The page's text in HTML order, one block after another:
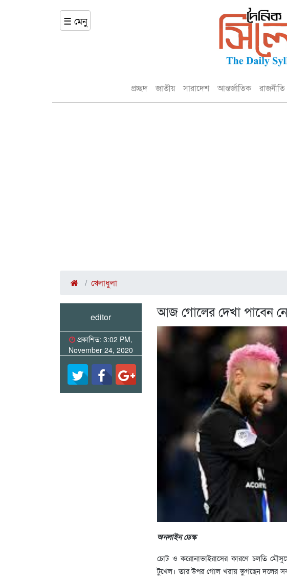
☰ মেনু
প্রচ্ছদ জাতীয় সারাদেশ আন্তর্জাতিক রাজনীতি
খেলাধুলা
editor
প্রকাশিত: 3:02 PM,
November 24, 2020
আজ গোলের দেখা পাবেন
অনলাইন ডেস্ক
চোট ও করোনাভাইরাসের কারণে চলতি
টুখেল। তার উপর গোল খরায় ভুগছেন দলের